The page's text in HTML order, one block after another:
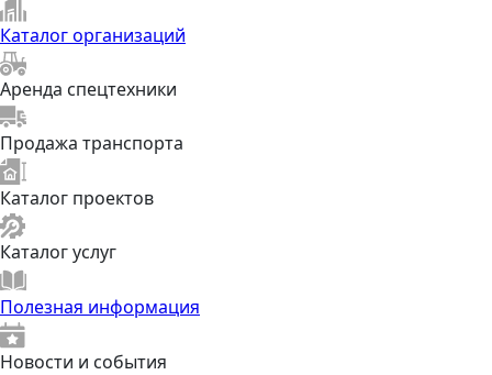
Каталог организаций
Аренда спецтехники
Продажа транспорта
Каталог проектов
Каталог услуг
Полезная информация
Новости и события